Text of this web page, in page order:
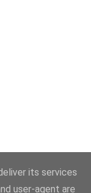
its services
user-agent are